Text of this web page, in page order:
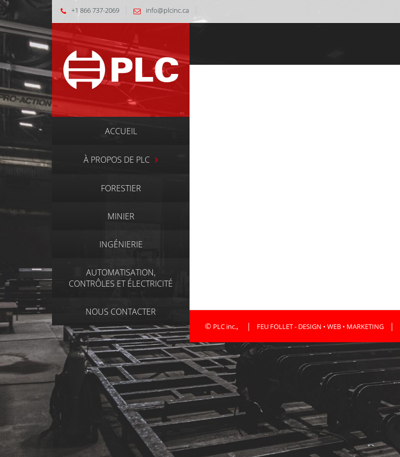
+1 866 737-2069 info@plcinc.ca
ACCUEIL
À PROPOS DE PLC
FORESTIER
MINIER
INGÉNIERIE
AUTOMATISATION,
CONTRÔLES ET ÉLECTRICITÉ
NOUS CONTACTER
© PLC inc., | FEU FOLLET - DESIGN • WEB • MARKETING |